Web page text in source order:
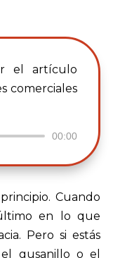
el artículo
comerciales
00:00
Cuando
en lo que
Pero si estás
gusanillo o el